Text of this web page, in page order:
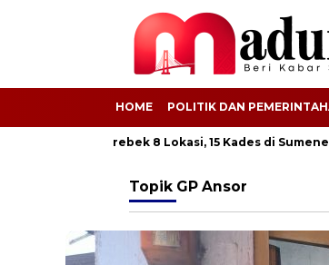
HOME POLITIK DAN
Kejati Grebek 8 Lokasi, 15 Kades di Sumenep
Topik GP Ansor